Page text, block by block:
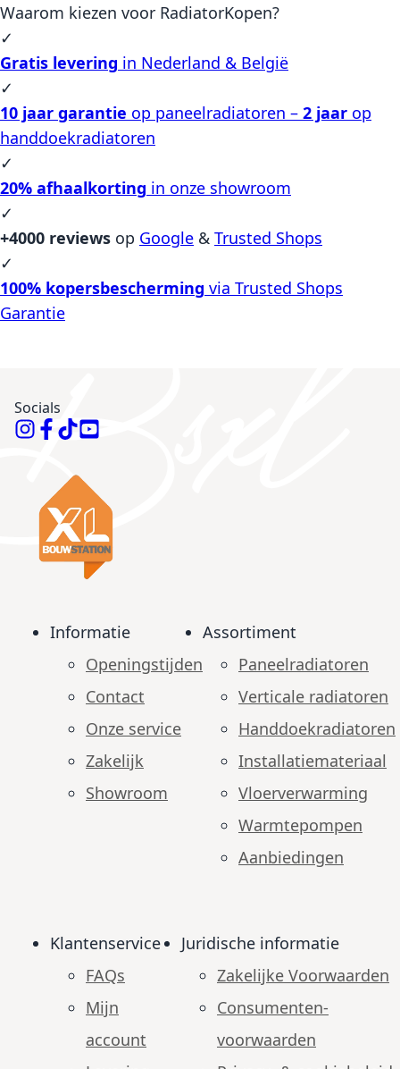
Waarom kiezen voor RadiatorKopen?
✓
Gratis levering in Nederland & België
✓
10 jaar garantie op paneelradiatoren – 2 jaar op
handdoekradiatoren
✓
20% afhaalkorting in onze showroom
✓
+4000 reviews op Google & Trusted Shops
✓
100% kopersbescherming via Trusted Shops
Garantie
Socials
Informatie
Openingstijden
Contact
Onze service
Zakelijk
Showroom
Assortiment
Paneelradiatoren
Verticale radiatoren
Handdoekradiatoren
Installatiemateriaal
Vloerverwarming
Warmtepompen
Aanbiedingen
Klantenservice
FAQs
Mijn
account
Juridische informatie
Zakelijke Voorwaarden
Consumenten­
voorwaarden